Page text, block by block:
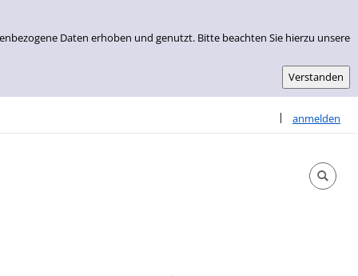
Daten erhoben und genutzt. Bitte beachten Sie hierzu unsere
| anmelden
Sprache